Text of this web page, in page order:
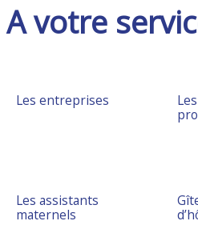
A votre
Les entreprises
Les assistants
maternels